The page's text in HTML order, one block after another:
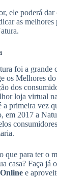
ele poderá dar
as melhores
foi a grande
os Melhores
dos
loja virtual
a primeira vez
em 2017 a
que para ter o
casa? Faça já
e